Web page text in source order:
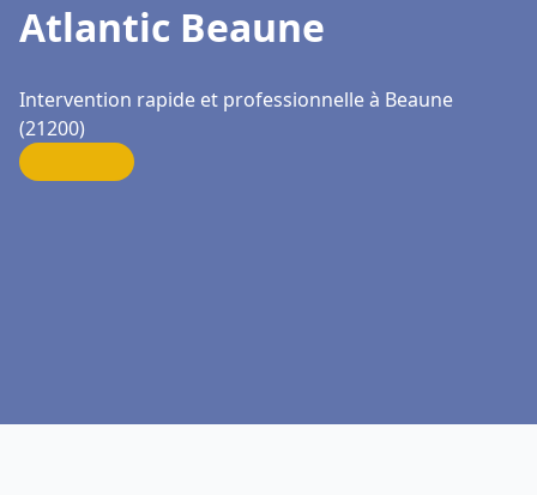
Atlantic Beaune
Intervention rapide et professionnelle à Beaune
(21200)